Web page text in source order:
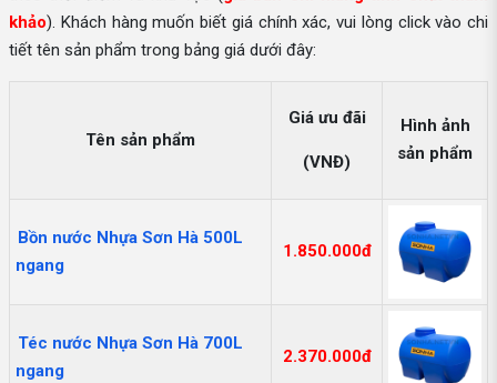
khảo). Khách hàng muốn biết giá chính xác, vui lòng click vào chi
tiết tên sản phẩm trong bảng giá dưới đây:
Tên sản phẩm
Giá ưu đãi
(VNĐ)
Hình ảnh
sản phẩm
Bồn nước Nhựa Sơn Hà 500L
ngang
1.850.000đ
Téc nước Nhựa Sơn Hà 700L
ngang
2.370.000đ